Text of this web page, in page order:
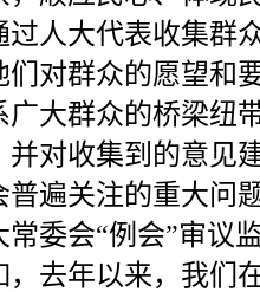
人大代表收集群
们对群众的愿望和
广大群众的桥梁纽
并对收集到的意见
遍关注的重大问
委会“例会”审议
，去年以来，我们